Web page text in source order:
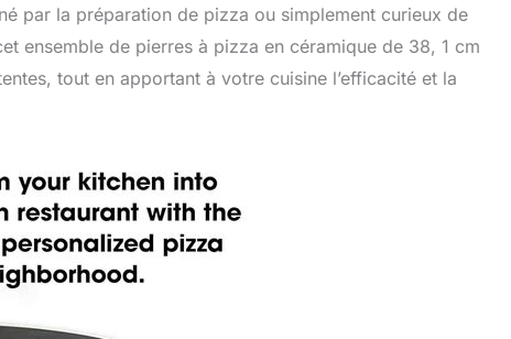
par la préparation de pizza ou simplement curieux de
ensemble de pierres à pizza en céramique de 38, 1 cm
tout en apportant à votre cuisine l’efficacité et la